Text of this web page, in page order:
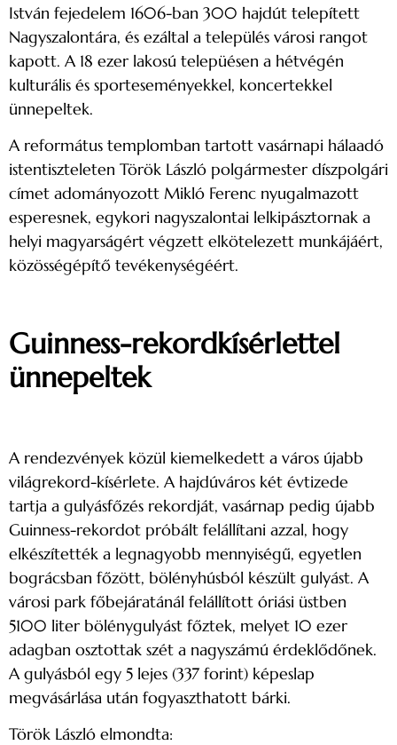
István fejedelem 1606-ban 300 hajdút telepített
Nagyszalontára, és ezáltal a település városi rangot
kapott. A 18 ezer lakosú telepüésen a hétvégén
kulturális és sporteseményekkel, koncertekkel
ünnepeltek.
A református templomban tartott vasárnapi hálaadó
istentiszteleten Török László polgármester díszpolgári
címet adományozott Mikló Ferenc nyugalmazott
esperesnek, egykori nagyszalontai lelkipásztornak a
helyi magyarságért végzett elkötelezett munkájáért,
közösségépítő tevékenységéért.
Guinness-rekordkísérlettel
ünnepeltek
A rendezvények közül kiemelkedett a város újabb
világrekord-kísérlete. A hajdúváros két évtizede
tartja a gulyásfőzés rekordját, vasárnap pedig újabb
Guinness-rekordot próbált felállítani azzal, hogy
elkészítették a legnagyobb mennyiségű, egyetlen
bográcsban főzött, bölényhúsból készült gulyást. A
városi park főbejáratánál felállított óriási üstben
5100 liter bölénygulyást főztek, melyet 10 ezer
adagban osztottak szét a nagyszámú érdeklődőnek.
A gulyásból egy 5 lejes (337 forint) képeslap
megvásárlása után fogyaszthatott bárki.
Török László elmondta: